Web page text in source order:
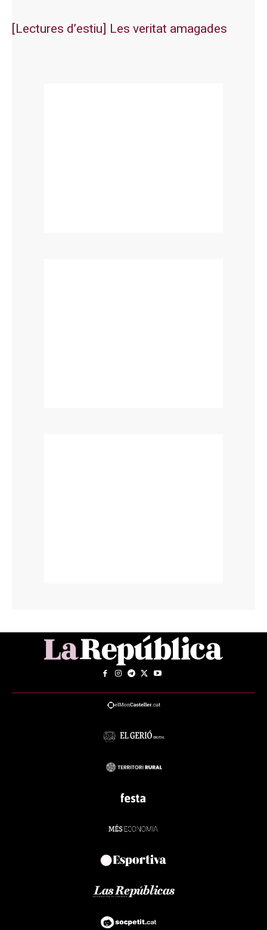
[Lectures d’estiu] Les veritat amagades